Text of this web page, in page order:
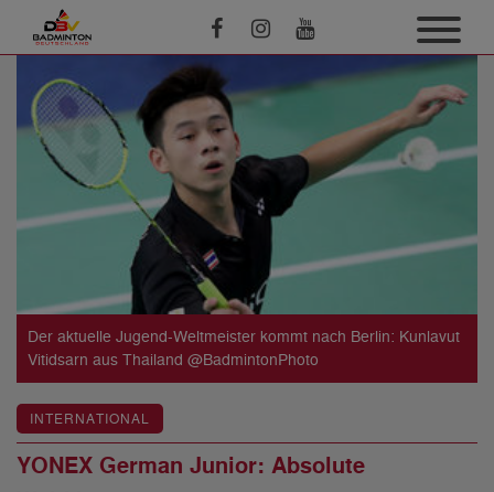
Der aktuelle Jugend-Weltmeister kommt nach Berlin: Kunlavut
Vitidsarn aus Thailand @BadmintonPhoto
INTERNATIONAL
YONEX German Junior: Absolute